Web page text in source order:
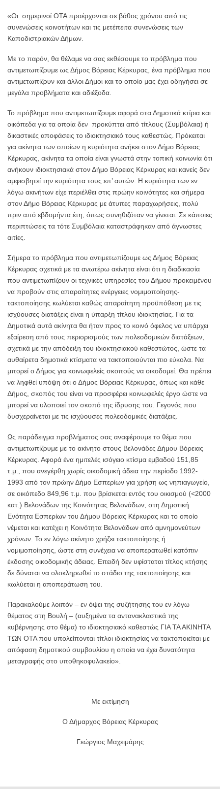
«Οι σημερινοί ΟΤΑ προέρχονται σε βάθος χρόνου από τις
συνενώσεις κοινοτήτων και τις μετέπειτα συνενώσεις των
Καποδιστριακών Δήμων.
Με το παρόν, θα θέλαμε να σας εκθέσουμε το πρόβλημα που
αντιμετωπίζουμε ως Δήμος Βόρειας Κέρκυρας, ένα πρόβλημα που
αντιμετωπίζουν και άλλοι Δήμοι και το οποίο μας έχει οδηγήσει σε
μεγάλα προβλήματα και αδιέξοδα.
Το πρόβλημα που αντιμετωπίζουμε αφορά στα Δημοτικά κτίρια και
οικόπεδα για τα οποία δεν προκύπτει από τίτλους (Συμβόλαια) ή
δικαστικές αποφάσεις το ιδιοκτησιακό τους καθεστώς. Πρόκειται
για ακίνητα των οποίων η κυριότητα ανήκει στον Δήμο Βόρειας
Κέρκυρας, ακίνητα τα οποία είναι γνωστά στην τοπική κοινωνία ότι
ανήκουν ιδιοκτησιακά στον Δήμο Βόρειας Κέρκυρας και κανείς δεν
αμφισβητεί την κυριότητα τους επ’ αυτών. Η κυριότητα των εν
λόγω ακινήτων είχε περιέλθει στις πρώην κοινότητες και σήμερα
στον Δήμο Βόρειας Κέρκυρας με άτυπες παραχωρήσεις, πολύ
πριν από εβδομήντα έτη, όπως συνηθιζόταν να γίνεται. Σε κάποιες
περιπτώσεις τα τότε Συμβόλαια καταστράφηκαν από άγνωστες
αιτίες.
Σήμερα το πρόβλημα που αντιμετωπίζουμε ως Δήμος Βόρειας
Κέρκυρας σχετικά με τα ανωτέρω ακίνητα είναι ότι η διαδικασία
που αντιμετωπίζουν οι τεχνικές υπηρεσίες του Δήμου προκειμένου
να προβούν στις απαραίτητες ενέργειες νομιμοποίησης-
τακτοποίησης κωλύεται καθώς απαραίτητη προϋπόθεση με τις
ισχύουσες διατάξεις είναι η ύπαρξη τίτλου ιδιοκτησίας. Για τα
Δημοτικά αυτά ακίνητα θα ήταν προς το κοινό όφελος να υπάρχει
εξαίρεση από τους περιορισμούς των πολεοδομικών διατάξεων,
σχετικά με την απόδειξη του ιδιοκτησιακού καθεστώτος, ώστε τα
αυθαίρετα δημοτικά κτίσματα να τακτοποιούνται πιο εύκολα. Να
μπορεί ο Δήμος για κοινωφελείς σκοπούς να οικοδομεί. Θα πρέπει
να ληφθεί υπόψη ότι ο Δήμος Βόρειας Κέρκυρας, όπως και κάθε
Δήμος, σκοπός του είναι να προσφέρει κοινωφελές έργο ώστε να
μπορεί να υλοποιεί τον σκοπό της ίδρυσης του. Γεγονός που
δυσχεραίνεται με τις ισχύουσες πολεοδομικές διατάξεις.
Ως παράδειγμα προβλήματος σας αναφέρουμε το θέμα που
αντιμετωπίζουμε με το ακίνητο στους Βελονάδες Δήμου Βόρειας
Κέρκυρας. Αφορά ένα ημιτελές ισόγειο κτίσμα εμβαδού 151,85
τ.μ., που ανεγέρθη χωρίς οικοδομική άδεια την περίοδο 1992-
1993 από τον πρώην Δήμο Εσπερίων για χρήση ως νηπιαγωγείο,
σε οικόπεδο 849,96 τ.μ. που βρίσκεται εντός του οικισμού (<2000
κατ.) Βελονάδων της Κοινότητας Βελονάδων, στη Δημοτική
Ενότητα Εσπερίων του Δήμου Βόρειας Κέρκυρας και το οποίο
νέμεται και κατέχει η Κοινότητα Βελονάδων από αμνημονεύτων
χρόνων. Το εν λόγω ακίνητο χρήζει τακτοποίησης ή
νομιμοποίησης, ώστε στη συνέχεια να αποπερατωθεί κατόπιν
έκδοσης οικοδομικής άδειας. Επειδή δεν υφίσταται τίτλος κτήσης
δε δύναται να ολοκληρωθεί το στάδιο της τακτοποίησης και
κωλύεται η αποπεράτωση του.
Παρακαλούμε λοιπόν – εν όψει της συζήτησης του εν λόγω
θέματος στη Βουλή – (αυξημένα τα αντανακλαστικά της
κυβέρνησης στο θέμα) το ιδιοκτησιακό καθεστώς ΓΙΑ ΤΑ ΑΚΙΝΗΤΑ
ΤΩΝ ΟΤΑ που υπολείπονται τίτλοι ιδιοκτησίας να τακτοποιείται με
απόφαση δημοτικού συμβουλίου η οποία να έχει δυνατότητα
μεταγραφής στο υποθηκοφυλακείο».
Με εκτίμηση
Ο Δήμαρχος Βόρειας Κέρκυρας
Γεώργιος Μαχειμάρης